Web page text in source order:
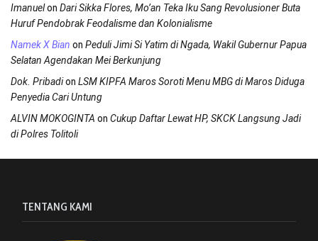
Imanuelon Dari Sikka Flores, Mo’an Teka Iku Sang Revolusioner Buta
Huruf Pendobrak Feodalisme dan Kolonialisme
Namek X Bian on Peduli Jimi Si Yatim di Ngada, Wakil Gubernur Papua
Selatan Agendakan Mei Berkunjung
Dok. Pribadion LSM KIPFA Maros Soroti Menu MBG di Maros Diduga
Penyedia Cari Untung
ALVIN MOKOGINTA on Cukup Daftar Lewat HP, SKCK Langsung Jadi
di Polres Tolitoli
TENTANG KAMI